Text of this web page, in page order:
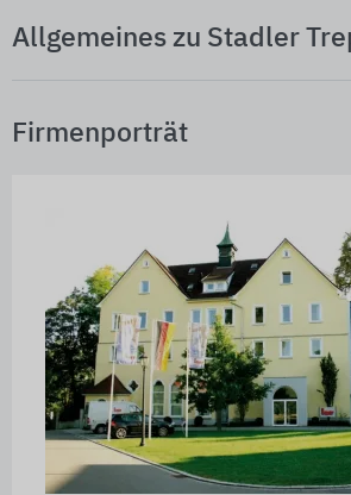
Allgemeines zu Stadler
Firmenporträt